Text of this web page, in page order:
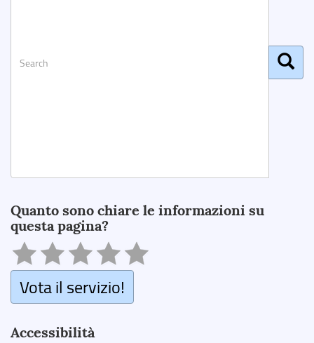
Quanto sono chiare le informazioni su
questa pagina?
Vota il servizio!
Accessibilità